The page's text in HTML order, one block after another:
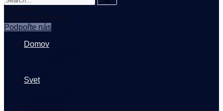
Podpořte nás
Domov
Svet